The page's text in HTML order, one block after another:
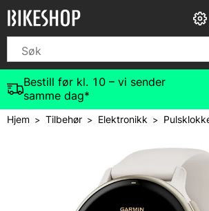
Bestill før kl. 10 – vi sender
samme dag*
Hjem>Tilbehør> Elektronikk>